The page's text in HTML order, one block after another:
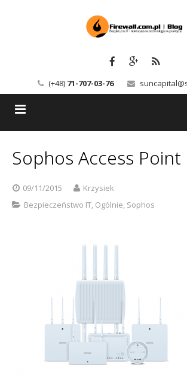
(+48) 71-707-03-76
Backup-Solutions
Bezpieczeństwo IT
Usługi
Polityka prywatności
Sophos Access Point
09/11/2015
Krzysiek
Bezpieczeństwo IT, Ogólnie, Sophos